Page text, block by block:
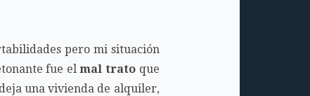
pero mi situación
fue elmal trato que
una vivienda de alquiler,